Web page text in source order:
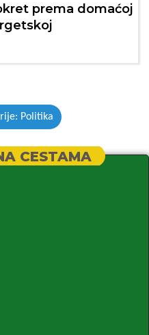
prema domaćoj
Politika
CESTAMA